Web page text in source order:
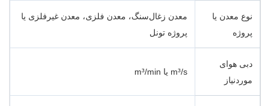
نوع معدن یا
پروژه
معدن زغال‌سنگ، معدن فلزی، معدن غیرفلزی یا
پروژه تونل
دبی هوای
موردنیاز
m³/s یا m³/min